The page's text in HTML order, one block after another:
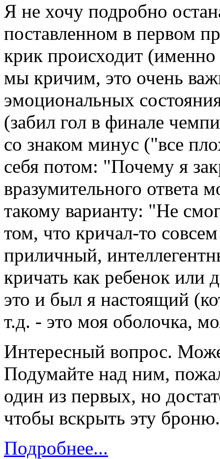
Я не хочу подробно
поставленном в первом
крик происходит
мы кричим, это очень
эмоциональных
(забил гол в финале
со знаком минус ("все
себя потом: "Почему я
вразумительного ответа
такому варианту: "Не
том, что кричал-то
приличный,
кричать как ребенок
это и был я настоящий
т.д. - это моя оболочка,
Интересный вопрос.
Подумайте над ним,
один из первых, но
чтобы вскрыть эту броню.
Подробнее...